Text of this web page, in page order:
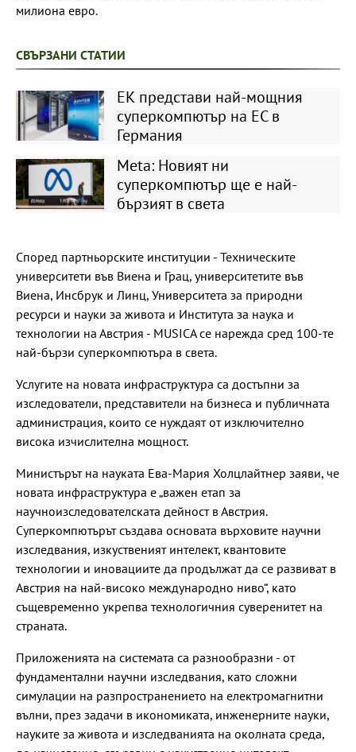
милиона евро.
СВЪРЗАНИ СТАТИИ
ЕК представи най-мощния
суперкомпютър на ЕС в
Германия
Meta: Новият ни
суперкомпютър ще е най-
бързият в света
Според партньорските институции - Техническите
университети във Виена и Грац, университетите във
Виена, Инсбрук и Линц, Университета за природни
ресурси и науки за живота и Института за наука и
технологии на Австрия - MUSICA се нарежда сред 100-те
най-бързи суперкомпютъра в света.
Услугите на новата инфраструктура са достъпни за
изследователи, представители на бизнеса и публичната
администрация, които се нуждаят от изключително
висока изчислителна мощност.
Министърът на науката Ева-Мария Холцлайтнер заяви, че
новата инфраструктура е „важен етап за
научноизследователската дейност в Австрия.
Суперкомпютърът създава основата върховите научни
изследвания, изкуственият интелект, квантовите
технологии и иновациите да продължат да се развиват в
Австрия на най-високо международно ниво“, като
същевременно укрепва технологичния суверенитет на
страната.
Приложенията на системата са разнообразни - от
фундаментални научни изследвания, като сложни
симулации на разпространението на електромагнитни
вълни, през задачи в икономиката, инженерните науки,
науките за живота и изследванията на околната среда,